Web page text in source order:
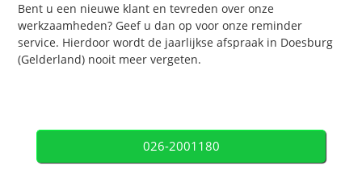
Bent u een nieuwe klant en tevreden over onze
werkzaamheden? Geef u dan op voor onze reminder
service. Hierdoor wordt de jaarlijkse afspraak in Doesburg
(Gelderland) nooit meer vergeten.
026-2001180